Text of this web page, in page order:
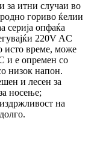
за итни случаи во
гориво ќелии
серија опфаќа
220V AC
исто време, може
и е опремен со
низок напон.
и лесен за
носење;
на